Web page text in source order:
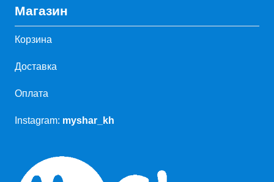
Магазин
Корзина
Доставка
Оплата
Instagram: myshar_kh